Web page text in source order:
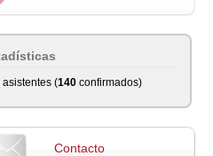
asistentes (140 confirmados)
Contacto